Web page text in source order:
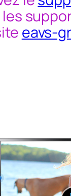
eavs-